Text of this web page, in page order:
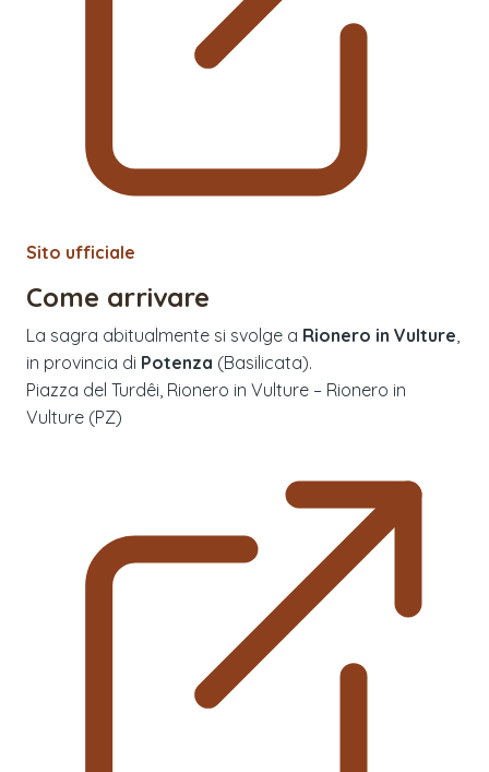
Sito ufficiale
Come arrivare
La sagra abitualmente si svolge a Rionero in Vulture
in provincia di Potenza (Basilicata).
Piazza del Turdêi, Rionero in Vulture – Rionero in
Vulture (PZ)